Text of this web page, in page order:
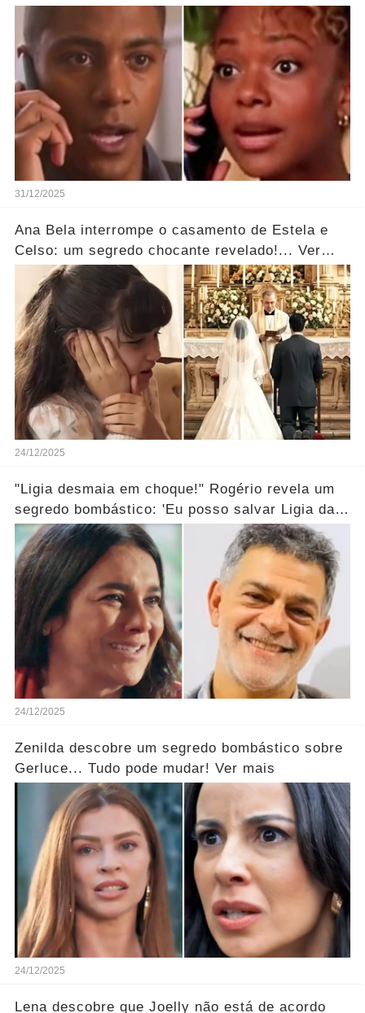
MARLON - GRANDE REVELAÇÃO
31/12/2025
Ana Bela interrompe o casamento de Estela e
Celso: um segredo chocante revelado!... Ver
24/12/2025
"Ligia desmaia em choque!" Rogério revela um
segredo bombástico: 'Eu posso salvar Ligia da
morte...' Ver mais
24/12/2025
Zenilda descobre um segredo bombástico sobre
Gerluce... Tudo pode mudar! Ver mais
24/12/2025
Lena descobre que Joelly não está de acordo